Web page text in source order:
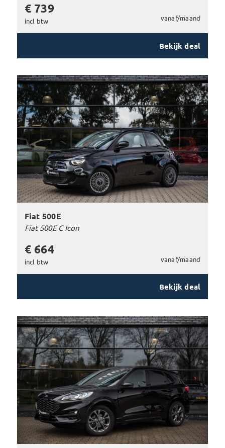
€ 739
incl btw vanaf/maand
Bekijk deal
Fiat 500E
Fiat 500E C Icon
€ 664
incl btw vanaf/maand
Bekijk deal